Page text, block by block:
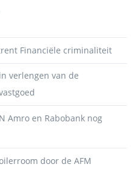
Financiële criminaliteit
verlengen van de
Amro en Rabobank nog
door de AFM